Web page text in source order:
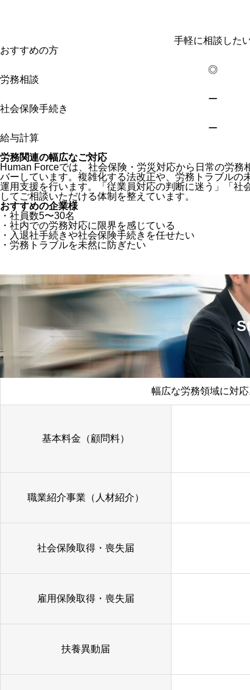
おすすめの方
手軽に相談した
労務相談
◎
社会保険手続き
ー
給与計算
ー
労務関連の幅広なご対応
Human Forceでは、 社会保険・労災対応から日常の労務
バーしています。 複雑化する法改正や、労務トラブルの
運用支援を行います。「従業員対応の判断に迷う」「
してご相談いただける体制を整えています。
おすすめの企業様
・社員数5〜30名
・社内での労務対応に限界を感じている
・入退社手続きや社会保険手続きを任せたい
・労務トラブルを未然に防ぎたい
幅広な労務領域に対
基本料金（顧問料）
職業紹介事業（人材紹介）
社会保険取得・喪失届
雇用保険取得・喪失届
扶養異動届